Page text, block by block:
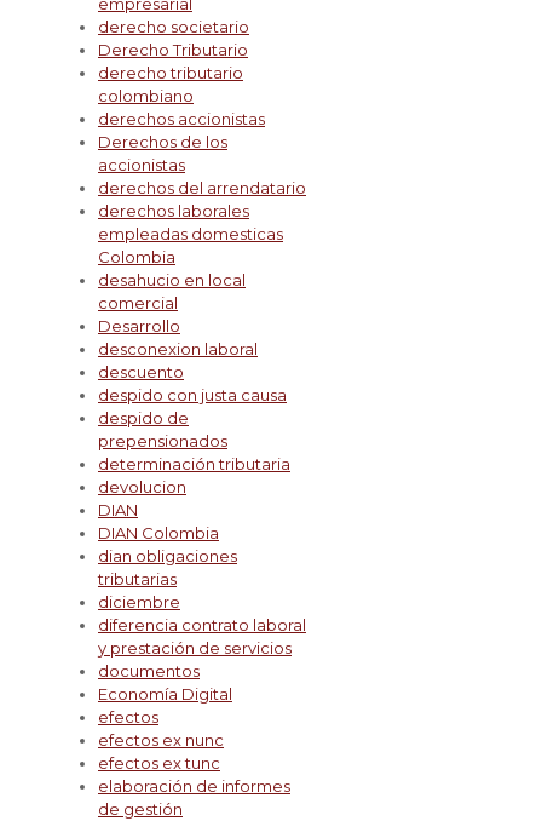
derecho societario
Derecho Tributario
derecho tributario
colombiano
derechos accionistas
Derechos de los
accionistas
derechos del arrendatario
derechos laborales
empleadas domesticas
Colombia
desahucio en local
comercial
Desarrollo
desconexion laboral
descuento
despido con justa causa
despido de
prepensionados
determinación tributaria
devolucion
DIAN
DIAN Colombia
dian obligaciones
tributarias
diciembre
diferencia contrato laboral
y prestación de servicios
documentos
Economía Digital
efectos
efectos ex nunc
efectos ex tunc
elaboración de informes
de gestión